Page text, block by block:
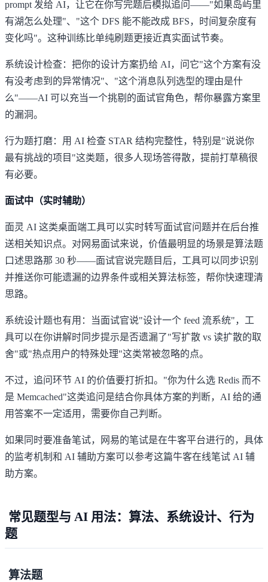
prompt 发给 AI，让它在你写完题后模拟追问——"如果岛屿里
有湖怎么处理"、"这个 DFS 能不能改成 BFS，时间复杂度有
变化吗"。这种训练比单纯刷题更接近真实面试节奏。
系统设计检查：把你的设计方案扔给 AI，问它"这个方案有没
有没考虑到的异常情况"、"这个消息队列选型的理由是什
么"——AI 可以充当一个挑剔的面试官角色，帮你暴露方案里
的漏洞。
行为题打磨：用 AI 检查 STAR 结构完整性，特别是"说说你
最有挑战的项目"这类题，很多人现场答得散，提前打草稿很
有必要。
面试中（实时辅助）
面灵 AI 这类桌面端工具可以实时转写面试官问题并在后台推
送相关知识点。对网易面试来说，价值最明显的场景是算法题
口述思路那 30 秒——面试官说完题目后，工具可以同步识别
并推送你可能遗漏的边界条件或相关算法标签，帮你快速理清
思路。
系统设计题也有用：当面试官说"设计一个 feed 流系统"，工
具可以在你讲解时同步提示是否遗漏了"写扩散 vs 读扩散的取
舍"或"热点用户的特殊处理"这类常被忽略的点。
不过，追问环节 AI 的价值要打折扣。"你为什么选 Redis 而不
是 Memcached"这类追问是结合你具体方案的判断，AI 给的通
用答案不一定适用，需要你自己判断。
如果同时要准备笔试，网易的笔试是在牛客平台进行的，具体
的监考机制和 AI 辅助方案可以参考这篇牛客在线笔试 AI 辅
助方案。
常见题型与 AI 用法：算法、系统设计、行为
题
算法题